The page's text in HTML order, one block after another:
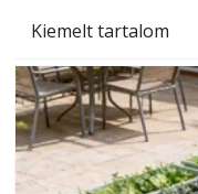
Kiemelt tartalom